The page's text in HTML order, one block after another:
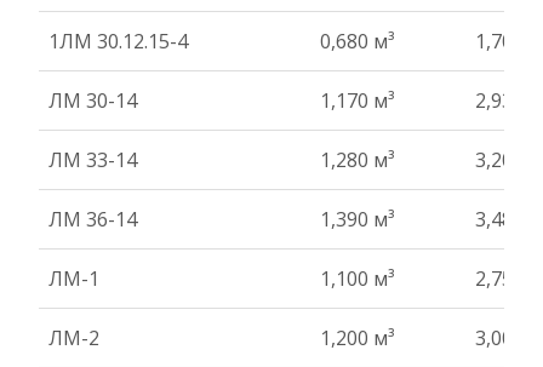
НАЙМЕНУВАННЯ ВИРОБУ
ОБ'ЄМ,М.КУБ. ВАГА
1ЛМ 30.12.15-4 0,680 м³ 1,70 т
ЛМ 30-14 1,170 м³ 2,93 т
ЛМ 33-14 1,280 м³ 3,20 т
ЛМ 36-14 1,390 м³ 3,48 т
ЛМ-1 1,100 м³ 2,75 т
ЛМ-2 1,200 м³ 3,00 т